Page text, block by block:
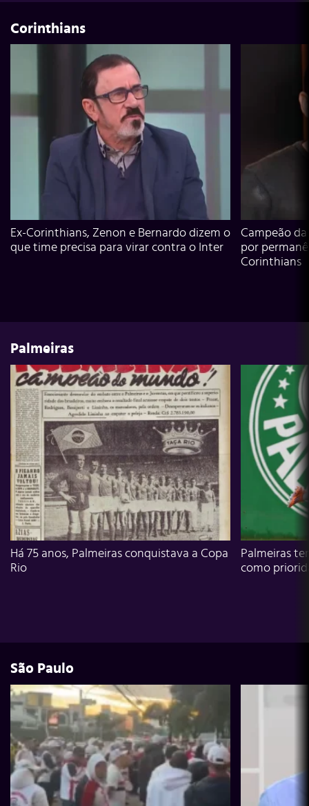
Corinthians
Ex-Corinthians, Zenon e Bernardo dizem o
que time precisa para virar contra o Inter
Campeão
por
Corinthians
Palmeiras
Há 75 anos, Palmeiras conquistava a Copa
Rio
Palmeiras
como
São Paulo